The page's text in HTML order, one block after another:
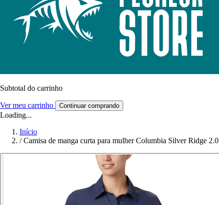
Subtotal do carrinho
Ver meu carrinho Continuar comprando
Loading...
Início
/ Camisa de manga curta para mulher Columbia Silver Ridge 2.0